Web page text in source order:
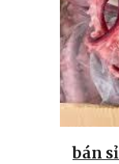
bán